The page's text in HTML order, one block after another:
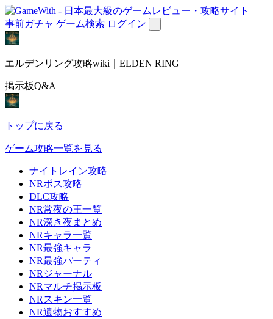
事前ガチャ ゲーム検索 ログイン
エルデンリング攻略wiki｜ELDEN RING
掲示板Q&A
トップに戻る
ゲーム攻略一覧を見る
ナイトレイン攻略
NRボス攻略
DLC攻略
NR常夜の王一覧
NR深き夜まとめ
NRキャラ一覧
NR最強キャラ
NR最強パーティ
NRジャーナル
NRマルチ掲示板
NRスキン一覧
NR遺物おすすめ